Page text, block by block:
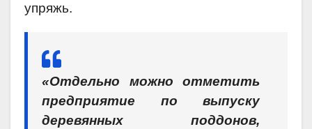
упряжь.
«Отдельно можно отметить
предприятие по выпуску
деревянных поддонов,